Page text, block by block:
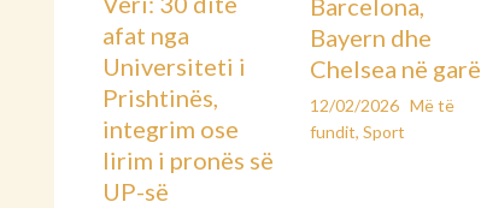
afat nga
Universiteti i
Prishtinës,
integrim ose
lirim i pronës së
UP-së
Barcelona,
Bayern dhe
Chelsea në garë
12/02/2026 Më të
fundit, Sport